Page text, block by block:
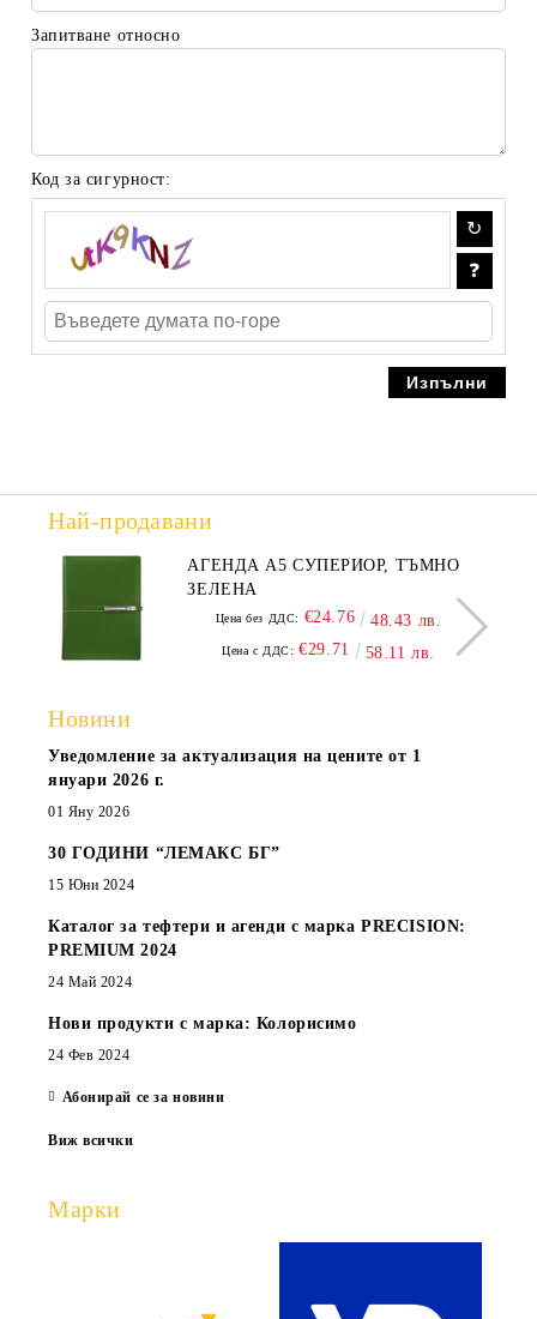
Запитване относно
Код за сигурност:
Най-продавани
АГЕНДА А5 СУПЕРИОР, ТЪМНО
ЗЕЛЕНА
Цена без ДДС: €24.76 48.43 лв.
Цена с ДДС: €29.71 58.11 лв.
Новини
Уведомление за актуализация на цените от 1
януари 2026 г.
01 Яну 2026
30 ГОДИНИ “ЛЕМАКС БГ”
15 Юни 2024
Каталог за тефтери и агенди с марка PRECISION:
PREMIUM 2024
24 Май 2024
Нови продукти с марка: Колорисимо
24 Фев 2024
Абонирай се за новини
Виж всички
Марки